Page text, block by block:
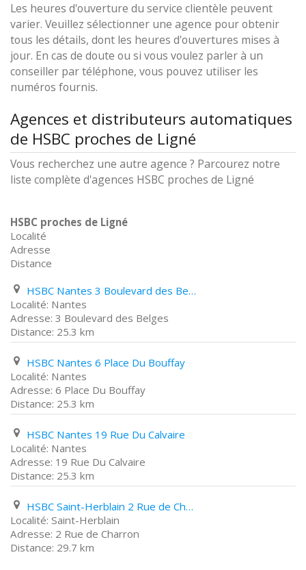
Les heures d'ouverture du service clientèle peuvent
varier. Veuillez sélectionner une agence pour obtenir
tous les détails, dont les heures d'ouvertures mises à
jour. En cas de doute ou si vous voulez parler à un
conseiller par téléphone, vous pouvez utiliser les
numéros fournis.
Agences et distributeurs automatiques
de HSBC proches de Ligné
Vous recherchez une autre agence ? Parcourez notre
liste complète d'agences HSBC proches de Ligné
HSBC proches de Ligné
Localité
Adresse
Distance
HSBC Nantes 3 Boulevard des Belges
Nantes
3 Boulevard des Belges
25.3 km
HSBC Nantes 6 Place Du Bouffay
Nantes
6 Place Du Bouffay
25.3 km
HSBC Nantes 19 Rue Du Calvaire
Nantes
19 Rue Du Calvaire
25.3 km
HSBC Saint-Herblain 2 Rue de Charron
Saint-Herblain
2 Rue de Charron
29.7 km